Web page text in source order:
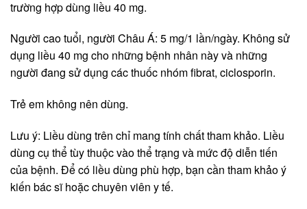
trường hợp dùng liều 40 mg.
Người cao tuổi, người Châu Á: 5 mg/1 lần/ngày. Không sử
dụng liều 40 mg cho những bệnh nhân này và những
người đang sử dụng các thuốc nhóm fibrat, ciclosporin.
Trẻ em không nên dùng.
Lưu ý: Liều dùng trên chỉ mang tính chất tham khảo. Liều
dùng cụ thể tùy thuộc vào thể trạng và mức độ diễn tiến
của bệnh. Để có liều dùng phù hợp, bạn cần tham khảo ý
kiến bác sĩ hoặc chuyên viên y tế.